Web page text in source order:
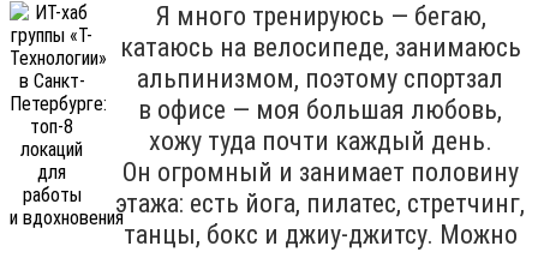
Я много тренируюсь — бегаю,
катаюсь на велосипеде, занимаюсь
альпинизмом, поэтому спортзал
в офисе — моя большая любовь,
хожу туда почти каждый день.
Он огромный и занимает половину
этажа: есть йога, пилатес, стретчинг,
танцы, бокс и джиу-джитсу. Можно